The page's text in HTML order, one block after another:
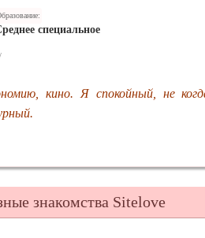
специальное
кино. Я спокойный, не
знакомства Sitelove